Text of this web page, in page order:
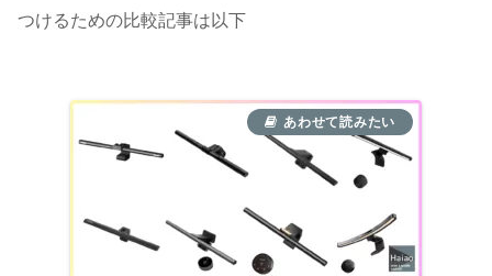
つけるための比較記事は以下